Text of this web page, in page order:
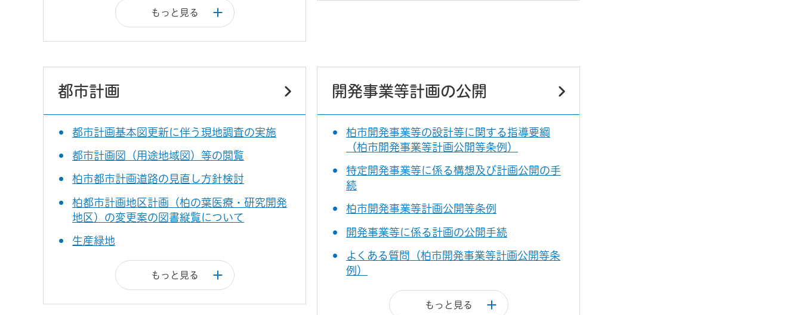
もっと見る
都市計画
都市計画基本図更新に伴う現地調査の実施
都市計画図（用途地域図）等の閲覧
柏市都市計画道路の見直し方針検討
柏都市計画地区計画（柏の葉医療・研究開発
地区）の変更案の図書縦覧について
生産緑地
もっと見る
開発事業等計画の公開
柏市開発事業等の設計等に関する指導要綱
（柏市開発事業等計画公開等条例）
特定開発事業等に係る構想及び計画公開の手
続
柏市開発事業等計画公開等条例
開発事業等に係る計画の公開手続
よくある質問（柏市開発事業等計画公開等条
例）
もっと見る